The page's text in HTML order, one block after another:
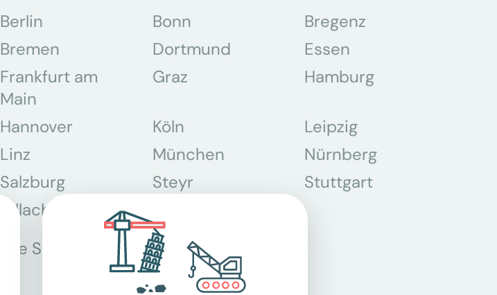
Berlin Bonn
Bregenz
Bremen
Dortmund
Essen
Frankfurt am
Main
Graz Hamburg
Hannover Köln
Leipzig
Linz
München
Nürnberg
Salzburg
Steyr
Stuttgart
Villach
Alle Standorte